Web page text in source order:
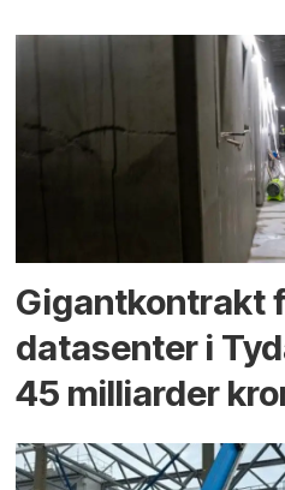
Gigantkontrakt
datasenter i
45 milliarder